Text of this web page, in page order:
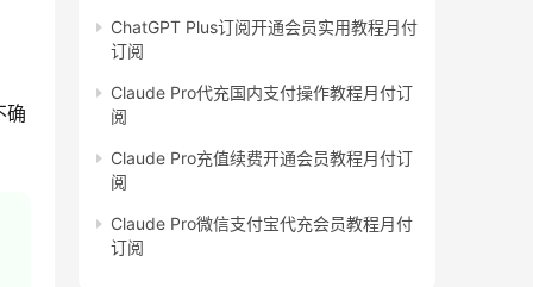
确
ChatGPT Plus订阅开通会员实用教程月付
订阅
Claude Pro代充国内支付操作教程月付订
阅
Claude Pro充值续费开通会员教程月付订
阅
Claude Pro微信支付宝代充会员教程月付
订阅